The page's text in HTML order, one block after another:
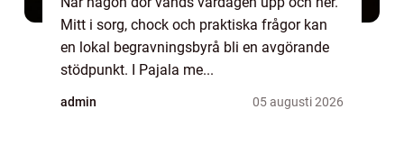
Mitt i sorg, chock och praktiska frågor kan
en lokal begravningsbyrå bli en avgörande
stödpunkt. I Pajala me...
admin 05 augusti 2026